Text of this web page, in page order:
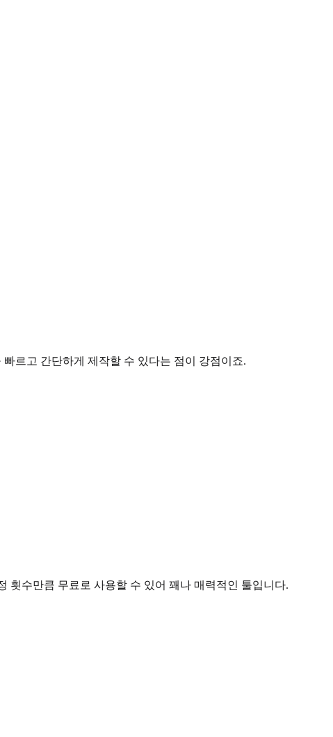
르고 간단하게 제작할 수 있다는 점이 강점이죠.
횟수만큼 무료로 사용할 수 있어 꽤나 매력적인 툴입니다.